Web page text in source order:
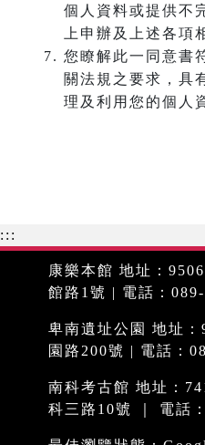
個人資料或提供不
上申辦及上述各項
您瞭解此一同意書
關法規之要求，具
理及利用您的個人
:::
康樂本館 地址：
館路1號 | 電話：
卑南遺址公園 地址
園路200號 | 電話：
南科考古館 地址：
科三路10號 ｜ 電話